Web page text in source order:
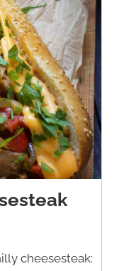
cheesesteak: